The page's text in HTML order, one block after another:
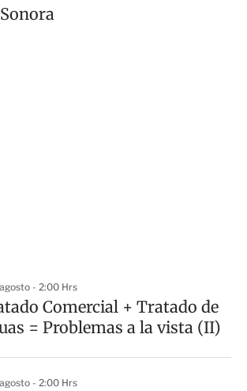
- 2:00 Hrs
Comercial + Tratado de
= Problemas a la vista (II)
- 2:00 Hrs